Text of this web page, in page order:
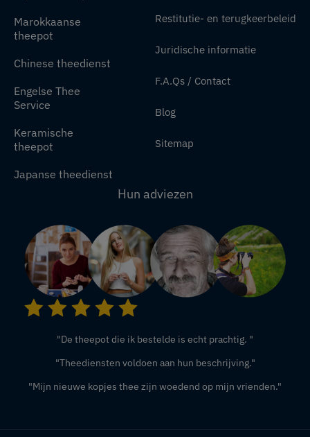
Marokkaanse
theepot
Chinese theedienst
Engelse Thee
Service
Keramische
theepot
Japanse theedienst
Restitutie- en terugkeerbeleid
Juridische informatie
F.A.Qs / Contact
Blog
Sitemap
Hun adviezen
"De theepot die ik bestelde is echt prachtig. "
"Theediensten voldoen aan hun beschrijving."
"Mijn nieuwe kopjes thee zijn woedend op mijn vrienden."